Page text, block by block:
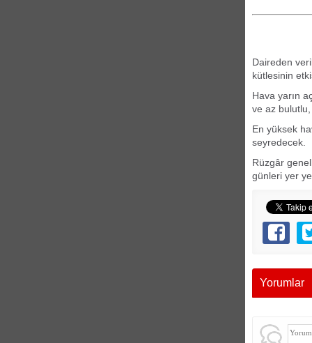
Daireden
kütlesinin
Hava yarın
ve az
En yüksek
seyredecek.
Rüzgâr
günleri yer
Yorumlar